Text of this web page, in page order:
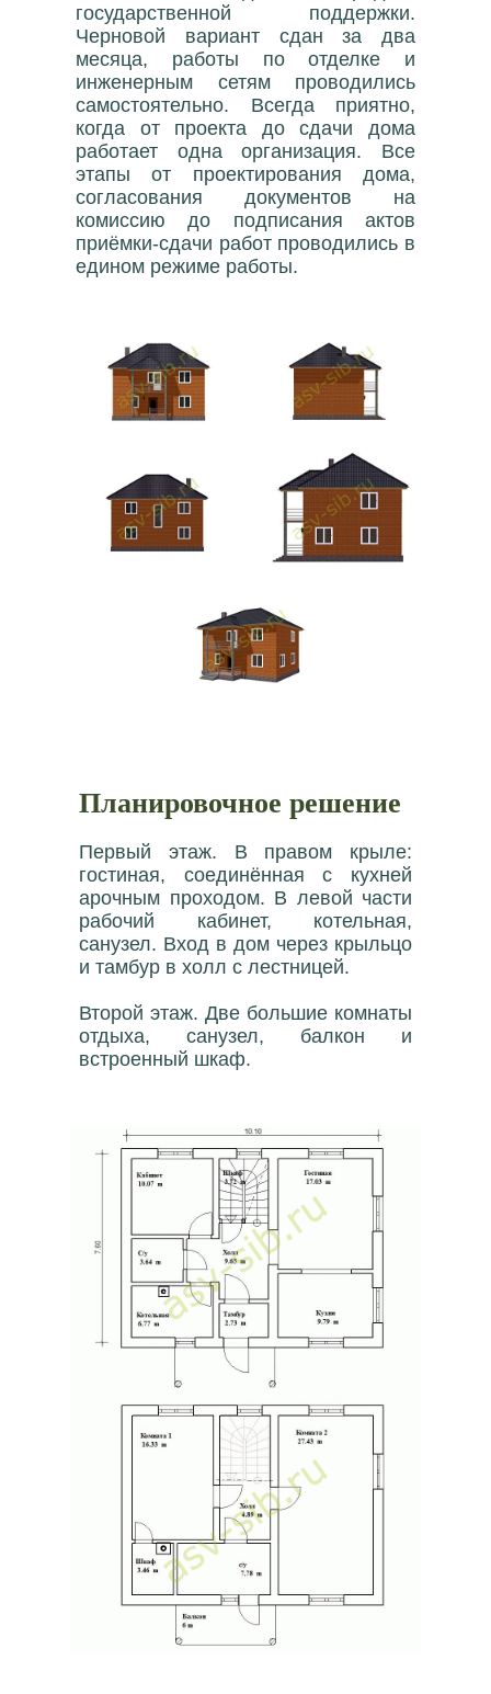
государственной поддержки.
Черновой вариант сдан за два
месяца, работы по отделке и
инженерным сетям проводились
самостоятельно. Всегда приятно,
когда от проекта до сдачи дома
работает одна организация. Все
этапы от проектирования дома,
согласования документов на
комиссию до подписания актов
приёмки-сдачи работ проводились в
едином режиме работы.
Планировочное решение
Первый этаж. В правом крыле:
гостиная, соединённая с кухней
арочным проходом. В левой части
рабочий кабинет, котельная,
санузел. Вход в дом через крыльцо
и тамбур в холл с лестницей.
Второй этаж. Две большие комнаты
отдыха, санузел, балкон и
встроенный шкаф.